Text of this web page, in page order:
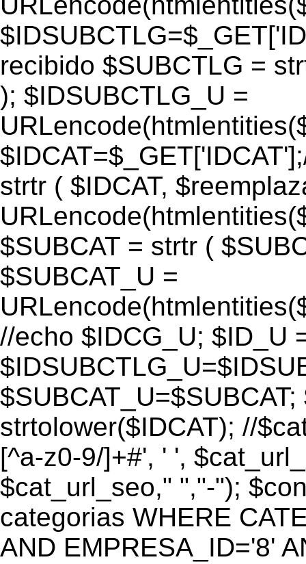
recibido $SUBCTLG =
); $IDSUBCTLG_U =
strtr ( $IDCAT,
$SUBCAT = strtr (
$SUBCAT_U =
//echo $IDCG_U; $ID_U
strtolower($IDCAT); //
[^a-z0-9/]+#', ' ',
$cat_url_seo," ","-");
categorias WHERE
AND EMPRESA_ID='8'